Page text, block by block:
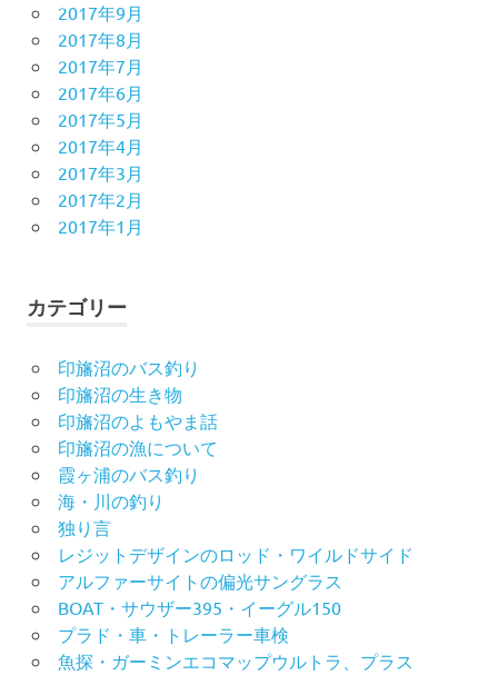
2017年9月
2017年8月
2017年7月
2017年6月
2017年5月
2017年4月
2017年3月
2017年2月
2017年1月
カテゴリー
印旛沼のバス釣り
印旛沼の生き物
印旛沼のよもやま話
印旛沼の漁について
霞ヶ浦のバス釣り
海・川の釣り
独り言
レジットデザインのロッド・ワイルドサイド
アルファーサイトの偏光サングラス
BOAT・サウザー395・イーグル150
プラド・車・トレーラー車検
魚探・ガーミンエコマップウルトラ、プラス